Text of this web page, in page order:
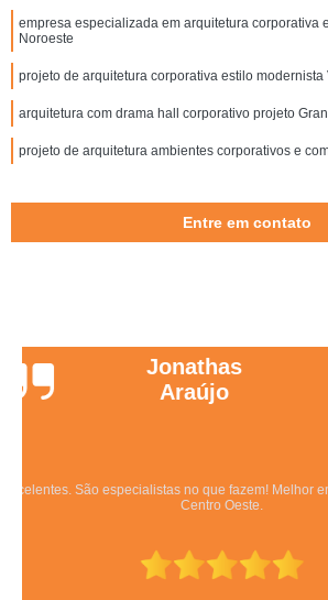
empresa especializada em arquitetura corporativa
Noroeste
projeto de arquitetura corporativa estilo modernista
arquitetura com drama hall corporativo projeto
projeto de arquitetura ambientes corporativos e
Entre em contato
Wanessa
Marques
Equipe qualificada, atendimento muito pontual e
Preza pela qualidade, bom gosto e